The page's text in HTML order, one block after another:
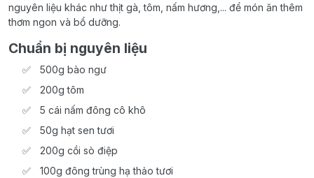
nguyên liệu khác như thịt gà, tôm, nấm hương,... để món ăn thêm
thơm ngon và bổ dưỡng.
Chuẩn bị nguyên liệu
500g bào ngư
200g tôm
5 cái nấm đông cô khô
50g hạt sen tươi
200g cồi sò điệp
100g đông trùng hạ thảo tươi